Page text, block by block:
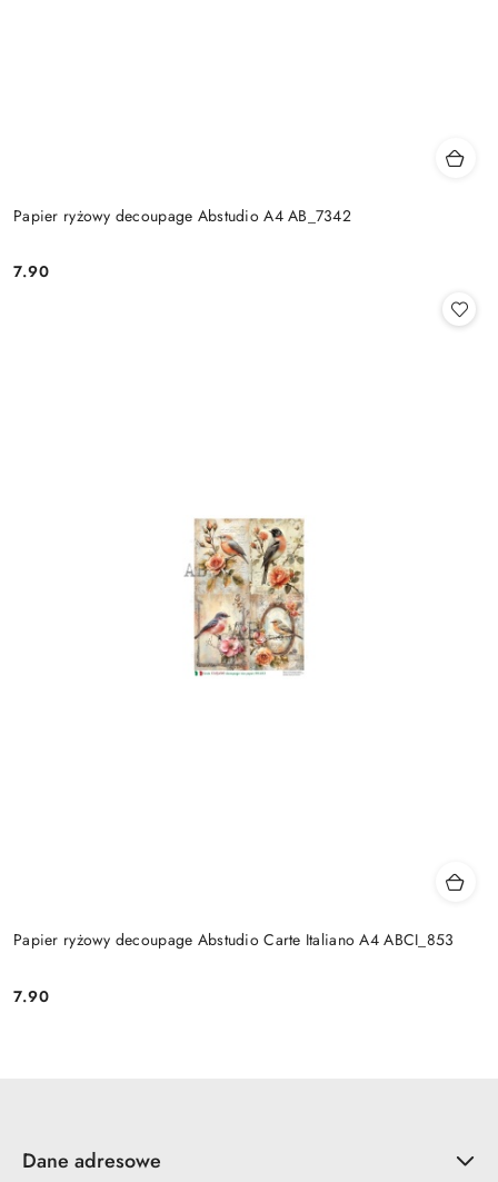
Papier ryżowy decoupage Abstudio A4 AB_7342
Cena:
7.90
Papier ryżowy decoupage Abstudio Carte Italiano A4 ABCI_853
Cena:
7.90
Dane adresowe